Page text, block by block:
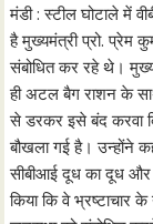
मंडी : स्टील घोटाले में
है मुख्यमंत्री प्रो. प्रेम
संबोधित कर रहे थे।
ही अटल बैग राशन के
से डरकर इसे बंद करवा
बौखला गई है। उन्होंने
सीबीआई दूध का दूध और
किया कि वे भ्रष्टाचार